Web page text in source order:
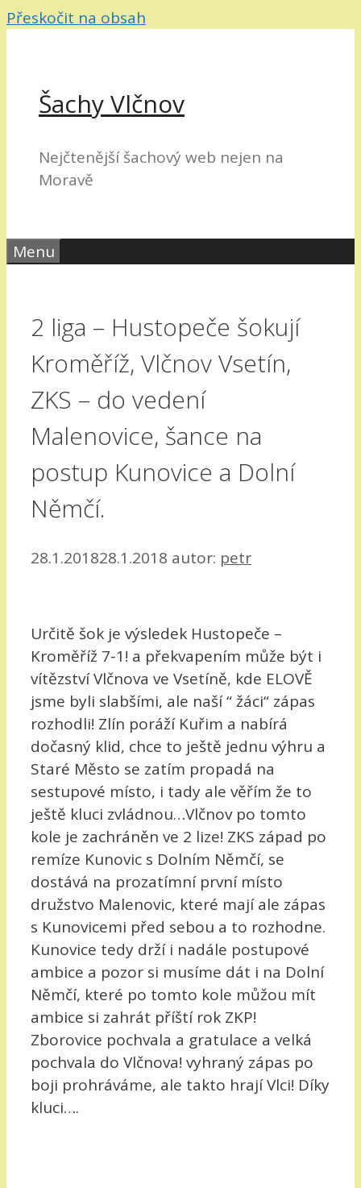
Přeskočit na obsah
Šachy Vlčnov
Nejčtenější šachový web nejen na
Moravě
Menu
2 liga – Hustopeče šokují
Kroměříž, Vlčnov Vsetín,
ZKS – do vedení
Malenovice, šance na
postup Kunovice a Dolní
Němčí.
28.1.201828.1.2018 autor: petr
Určitě šok je výsledek Hustopeče –
Kroměříž 7-1! a překvapením může být i
vítězství Vlčnova ve Vsetíně, kde ELOVĚ
jsme byli slabšími, ale naší “ žáci“ zápas
rozhodli! Zlín poráží Kuřim a nabírá
dočasný klid, chce to ještě jednu výhru a
Staré Město se zatím propadá na
sestupové místo, i tady ale věřím že to
ještě kluci zvládnou…Vlčnov po tomto
kole je zachráněn ve 2 lize! ZKS západ po
remíze Kunovic s Dolním Němčí, se
dostává na prozatímní první místo
družstvo Malenovic, které mají ale zápas
s Kunovicemi před sebou a to rozhodne.
Kunovice tedy drží i nadále postupové
ambice a pozor si musíme dát i na Dolní
Němčí, které po tomto kole můžou mít
ambice si zahrát příští rok ZKP!
Zborovice pochvala a gratulace a velká
pochvala do Vlčnova! vyhraný zápas po
boji prohráváme, ale takto hrají Vlci! Díky
kluci….